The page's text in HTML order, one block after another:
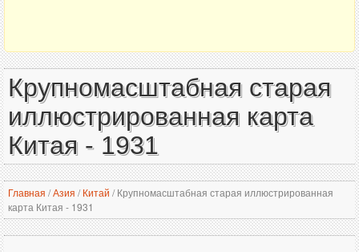
Крупномасштабная старая
иллюстрированная карта
Китая - 1931
Главная /Азия / Китай /Крупномасштабная старая иллюстрированная
карта Китая - 1931